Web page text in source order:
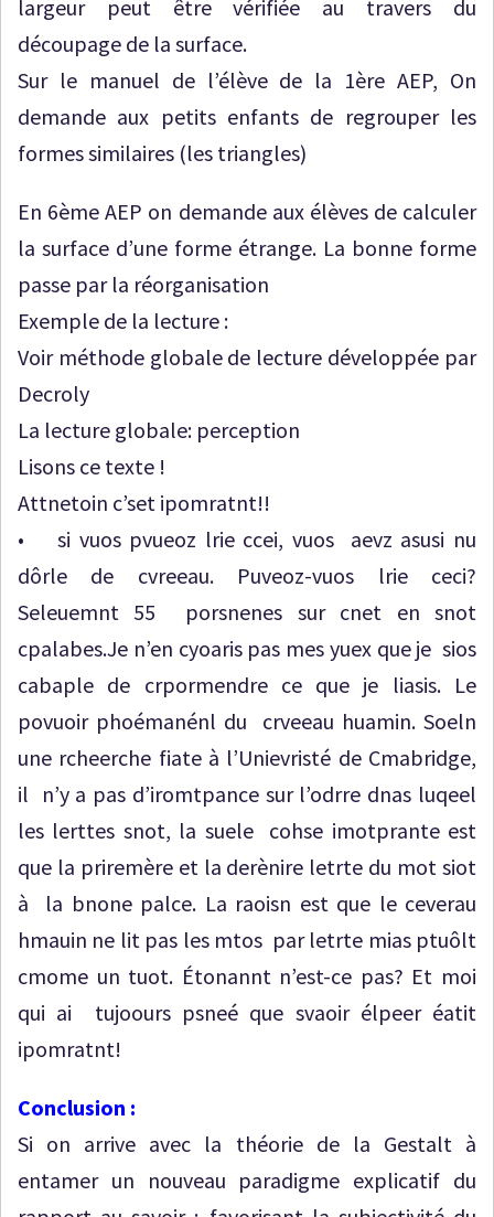
largeur peut être vérifiée au travers du
découpage de la surface.
Sur le manuel de l’élève de la 1ère AEP, On
demande aux petits enfants de regrouper les
formes similaires (les triangles)
En 6ème AEP on demande aux élèves de calculer
la surface d’une forme étrange. La bonne forme
passe par la réorganisation
Exemple de la lecture :
Voir méthode globale de lecture développée par
Decroly
La lecture globale: perception
Lisons ce texte !
Attnetoin c’set ipomratnt!!
• si vuos pvueoz lrie ccei, vuos aevz asusi nu
dôrle de cvreeau. Puveoz-vuos lrie ceci?
Seleuemnt 55 porsnenes sur cnet en snot
cpalabes.Je n’en cyoaris pas mes yuex que je sios
cabaple de crpormendre ce que je liasis. Le
povuoir phoémanénl du crveeau huamin. Soeln
une rcheerche fiate à l’Unievristé de Cmabridge,
il n’y a pas d’iromtpance sur l’odrre dnas luqeel
les lerttes snot, la suele cohse imotprante est
que la priremère et la derènire letrte du mot siot
à la bnone palce. La raoisn est que le ceverau
hmauin ne lit pas les mtos par letrte mias ptuôlt
cmome un tuot. Étonannt n’est-ce pas? Et moi
qui ai tujoours psneé que svaoir élpeer éatit
ipomratnt!
Conclusion :
Si on arrive avec la théorie de la Gestalt à
entamer un nouveau paradigme explicatif du